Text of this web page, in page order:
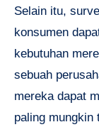
Selain itu,
konsumen
kebutuhan
sebuah
mereka dapat
paling mungkin